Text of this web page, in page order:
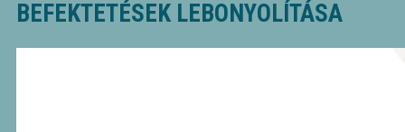
BEFEKTETÉSEK LEBONYOLÍTÁSA